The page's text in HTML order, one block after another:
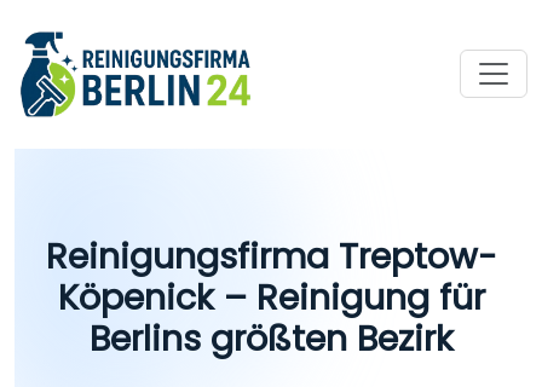
Reinigungsfirma Treptow-
Köpenick – Reinigung für
Berlins größten Bezirk